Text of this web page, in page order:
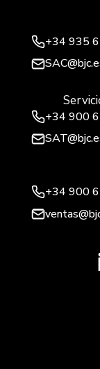
+34 935
+34 900
+34 900